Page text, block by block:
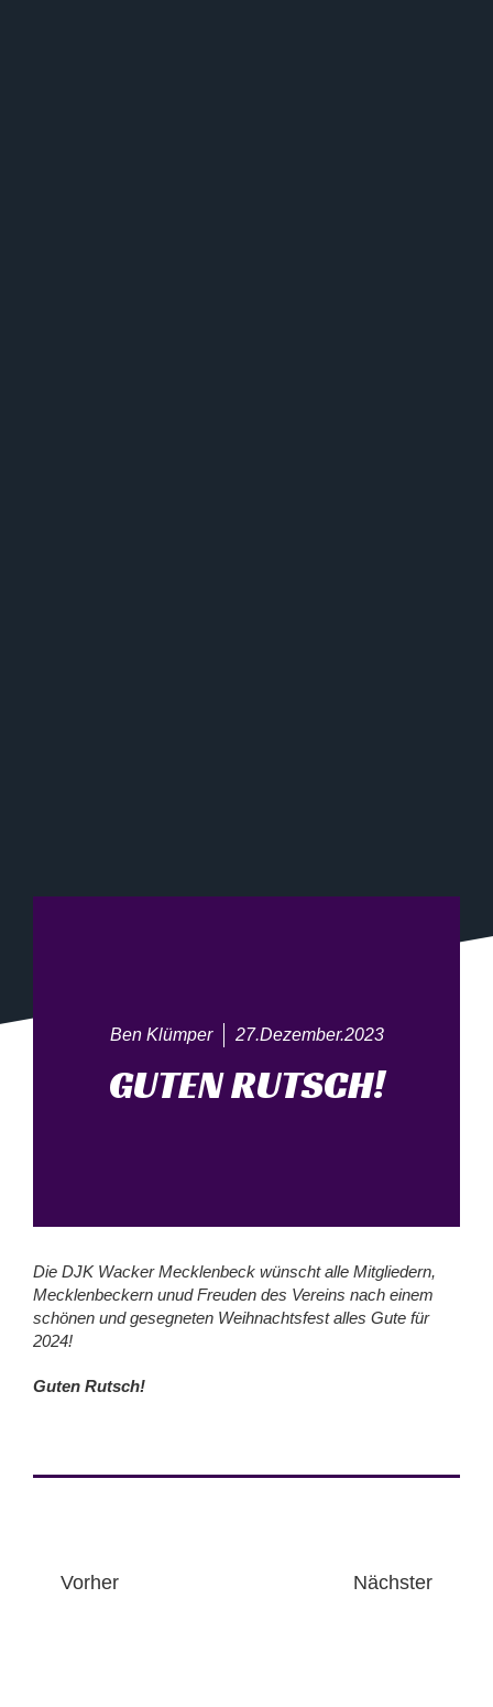
Ben Klümper 27.Dezember.2023
GUTEN RUTSCH!
Die DJK Wacker Mecklenbeck wünscht alle Mitgliedern,
Mecklenbeckern unud Freuden des Vereins nach einem
schönen und gesegneten Weihnachtsfest alles Gute für
2024!
Guten Rutsch!
Vorher Nächster